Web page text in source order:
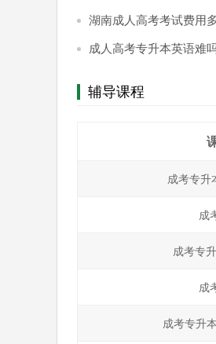
湖南成人高考考试费用
成人高考专升本英语难
辅导课程
成考专升
成
成考专
成
成考专升